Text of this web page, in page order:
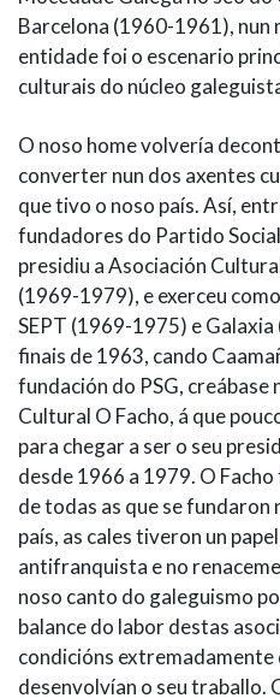
Barcelona (1960-1961), nun
entidade foi o escenario
culturais do núcleo
O noso home volvería
converter nun dos axentes
que tivo o noso país. Así,
fundadores do Partido
presidiu a Asociación
(1969-1979), e exerceu
SEPT (1969-1975) e
finais de 1963, cando
fundación do PSG, creábase
Cultural O Facho, á que
para chegar a ser o seu
desde 1966 a 1979. O
de todas as que se fundaron
país, as cales tiveron un
antifranquista e no
noso canto do galeguismo
balance do labor destas
condicións extremadamente
desenvolvían o seu traballo.